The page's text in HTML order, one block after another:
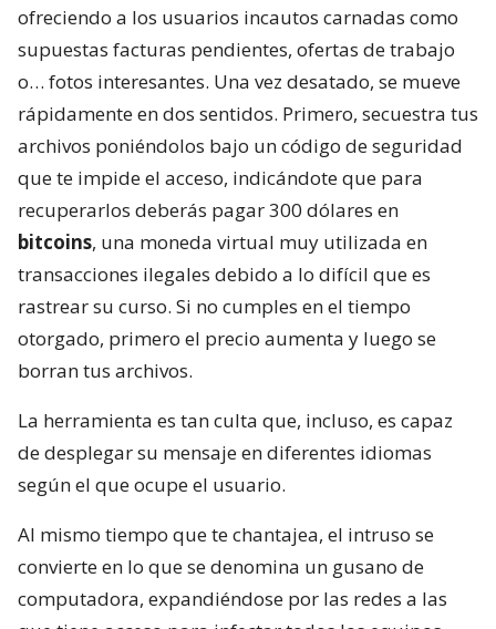
ofreciendo a los usuarios incautos carnadas como
supuestas facturas pendientes, ofertas de trabajo
o… fotos interesantes. Una vez desatado, se mueve
rápidamente en dos sentidos. Primero, secuestra tus
archivos poniéndolos bajo un código de seguridad
que te impide el acceso, indicándote que para
recuperarlos deberás pagar 300 dólares en
bitcoins, una moneda virtual muy utilizada en
transacciones ilegales debido a lo difícil que es
rastrear su curso. Si no cumples en el tiempo
otorgado, primero el precio aumenta y luego se
borran tus archivos.
La herramienta es tan culta que, incluso, es capaz
de desplegar su mensaje en diferentes idiomas
según el que ocupe el usuario.
Al mismo tiempo que te chantajea, el intruso se
convierte en lo que se denomina un gusano de
computadora, expandiéndose por las redes a las